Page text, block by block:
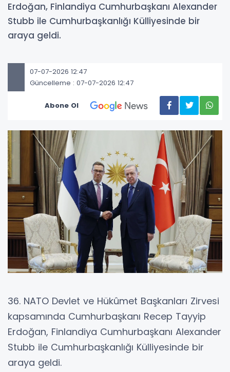
Erdoğan, Finlandiya Cumhurbaşkanı Alexander
Stubb ile Cumhurbaşkanlığı Külliyesinde bir
araya geldi.
07-07-2026 12:47
Güncelleme : 07-07-2026 12:47
Abone Ol
36. NATO Devlet ve Hükûmet Başkanları Zirvesi
kapsamında Cumhurbaşkanı Recep Tayyip
Erdoğan, Finlandiya Cumhurbaşkanı Alexander
Stubb ile Cumhurbaşkanlığı Külliyesinde bir
araya geldi.